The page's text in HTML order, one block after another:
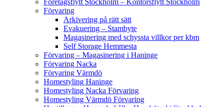
Företagsflytt Stockholm – Kontorsflytt Stockholm
Förvaring
Arkivering på rätt sätt
Evakuering – Stambyte
Magasinering med schyssta villkor per kbm
Self Storage Hemmesta
Förvaring – Magasinering i Haninge
Förvaring Nacka
Förvaring Värmdö
Homestyling Haninge
Homestyling Nacka Förvaring
Homestyling Värmdö Förvaring